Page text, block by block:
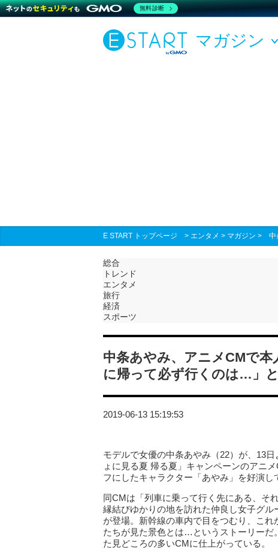
マガジン
E START トップページ > エンタメ > マガジン > 中
総合
トレンド
エンタメ
旅行
経済
スポーツ
中条あやみ、アニメCMで
に帰って必ず行くのは…」
2019-06-13 15:19:53
モデルで女優の中条あやみ（22）が、13
ょに見る夏 帰る夏」キャンペーンのアニ
フにしたキャラクター「あやみ」を好演し
同CMは「列車に乗って行く先にある、そ
縁結びゆかりの地を訪れた仲良し女子グル
が登場。新幹線の車内で目をつむり、こ
たちが見た景色とは…というストーリーだ
た見どころの多いCMに仕上がっている。
無料診断